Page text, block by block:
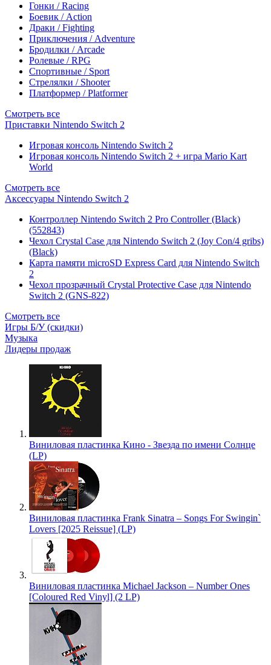
Гонки / Racing
Боевик / Action
Драки / Fighting
Приключения / Adventure
Бродилки / Arcade
Ролевые / RPG
Спортивные / Sport
Стрелялки / Shooter
Платформер / Platformer
Смотреть все
Приставки Nintendo Switch 2
Игровая консоль Nintendo Switch 2
Игровая консоль Nintendo Switch 2 + игра Mario Kart
World
Смотреть все
Аксессуары Nintendo Switch 2
Контроллер Nintendo Switch 2 Pro Controller (Black)
(552843)
Чехол Сrystal Сase для Nintendo Switch 2 (Joy Con/4 gribs)
(Black)
Карта памяти microSD Express Card для Nintendo Switch
2
Чехол прозрачный Crystal Protective Case для Nintendo
Switch 2 (GNS-822)
Смотреть все
Игры Б/У (скидки)
Музыка
Лидеры продаж
Виниловая пластинка Кино - Звезда по имени Солнце
(LP)
Виниловая пластинка Frank Sinatra – Songs For Swingin`
Lovers [2025 Reissue] (LP)
Виниловая пластинка Michael Jackson – Number Ones
[Coloured Red Vinyl] (2 LP)